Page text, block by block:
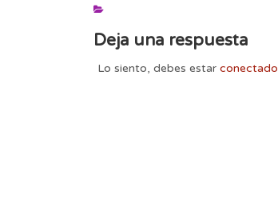
Deja una respuesta
Lo siento, debes estar conectado